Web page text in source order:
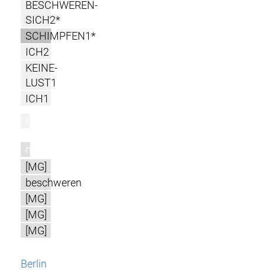
BESCHWEREN-
SICH2*
SCHIMPFEN1*
ICH2
KEINE-
LUST1
ICH1
m
[MG]
beschweren
[MG]
[MG]
[MG]
Berlin